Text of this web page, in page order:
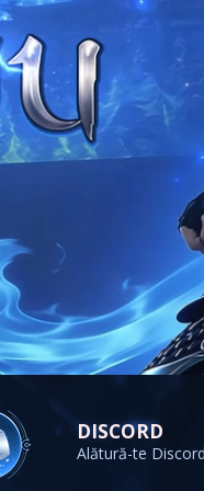
DISCORD
Alătură-te